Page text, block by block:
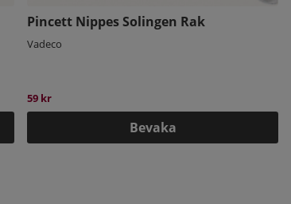
Pincett Nippes Solingen Rak
Vadeco
59 kr
Bevaka